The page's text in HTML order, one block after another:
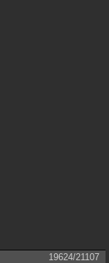
19624/21107